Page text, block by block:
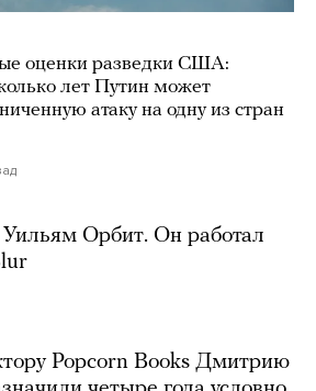
оценки разведки США:
лет Путин может
атаку на одну из стран
Орбит. Он работал
Popcorn Books Дмитрию